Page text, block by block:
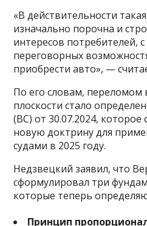
«В действительности
изначально порочна и
интересов потребителей,
переговорных
приобрести авто», —
По его словам, переломом
плоскости стало
(ВС) от 30.07.2024,
новую доктрину для
судами в 2025 году.
Недзвецкий заявил, что
сформулировал три
которые теперь
Принцип